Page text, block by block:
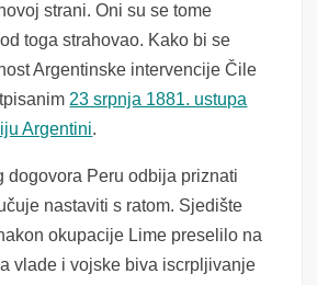
strani. Oni su se tome
toga strahovao. Kako bi se
Argentinske intervencije Čile
23 srpnja 1881. ustupa
Argentini.
dogovora Peru odbija priznati
nastaviti s ratom. Sjedište
okupacije Lime preselilo na
vlade i vojske biva iscrpljivanje